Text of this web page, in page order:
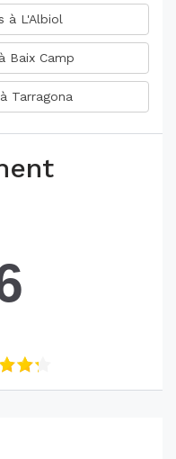
à L'Albiol
Baix Camp
Tarragona